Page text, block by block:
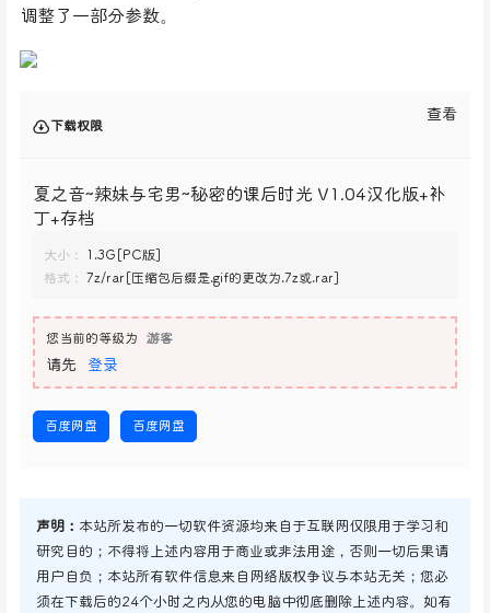
调整了一部分参数。
下载权限
查看
夏之音~辣妹与宅男~秘密的课后时光 V1.04汉化版+补
丁+存档
大小：
1.3G[PC版]
格式：
7z/rar[压缩包后缀是.gif的更改为.7z或.rar]
您当前的等级为 游客
请先 登录
百度网盘 百度网盘
声明： 本站所发布的一切软件资源均来自于互联网仅限用于学习和
研究目的；不得将上述内容用于商业或非法用途，否则一切后果请
用户自负；本站所有软件信息来自网络版权争议与本站无关；您必
须在下载后的24个小时之内从您的电脑中彻底删除上述内容。如有